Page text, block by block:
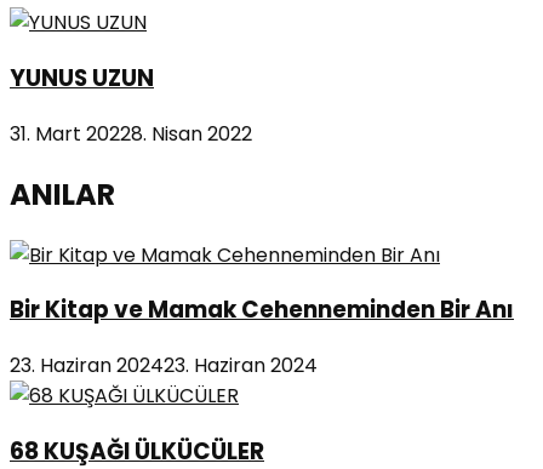
YUNUS UZUN
31. Mart 20228. Nisan 2022
ANILAR
Bir Kitap ve Mamak Cehenneminden Bir Anı
23. Haziran 202423. Haziran 2024
68 KUŞAĞI ÜLKÜCÜLER